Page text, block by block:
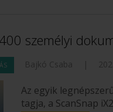
személyi
Bajkó Csaba |
Az egyik
tagja, a ScanSnap